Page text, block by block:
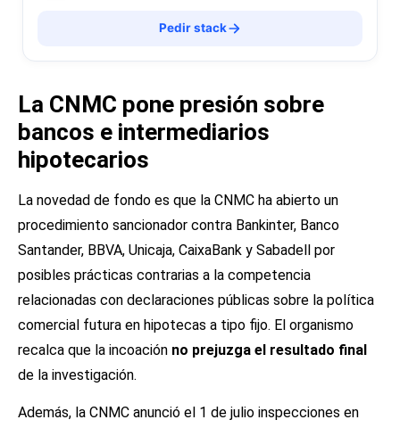
Pedir stack
La CNMC pone presión sobre
bancos e intermediarios
hipotecarios
La novedad de fondo es que la CNMC ha abierto un
procedimiento sancionador contra Bankinter, Banco
Santander, BBVA, Unicaja, CaixaBank y Sabadell por
posibles prácticas contrarias a la competencia
relacionadas con declaraciones públicas sobre la política
comercial futura en hipotecas a tipo fijo. El organismo
recalca que la incoación no prejuzga el resultado final
de la investigación.
Además, la CNMC anunció el 1 de julio inspecciones en